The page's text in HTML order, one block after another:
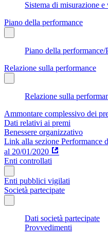
Sistema di misurazione
Piano della performance
Piano della
Relazione sulla performance
Relazione sulla
Ammontare complessivo dei
Dati relativi ai premi
Benessere organizzativo
Link alla sezione Performance
al 20/01/2020
Enti controllati
Enti pubblici vigilati
Società partecipate
Dati società partecipate
Provvedimenti